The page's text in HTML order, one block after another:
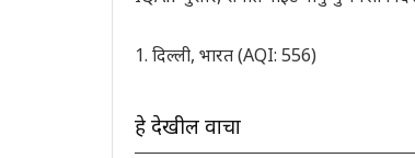
1. दिल्ली, भारत (AQI: 556)
हे देखील वाचा